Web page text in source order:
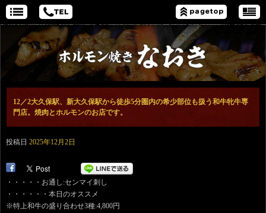
12／2大久保駅、新大久保駅から徒歩5分圏内の希少部位も扱う和牛牝牛専
門店。焼肉とホルモンのお店です。
投稿日 2025年12月2日
・・・・・お通し:センマイ刺し
・・・・・・本日のオススメ
※特上和牛の盛り合わせ3種:4,800円